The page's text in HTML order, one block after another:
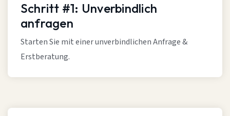
Schritt #1: Unverbindlich
anfragen
Starten Sie mit einer unverbindlichen Anfrage &
Erstberatung.